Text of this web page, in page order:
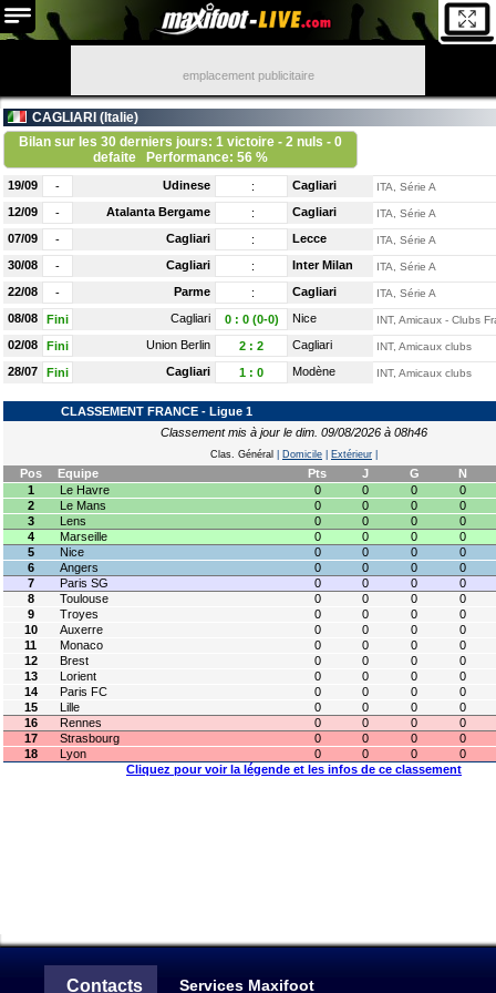
emplacement publicitaire
CAGLIARI ( Italie)
Bilan sur les 30 derniers jours: 1 victoire - 2 nuls - 0
defaite
Performance: 56 %
19/09 - Udinese : Cagliari ITA, Série A
12/09 - Atalanta Bergame : Cagliari ITA, Série A
07/09 - Cagliari : Lecce ITA, Série A
30/08 - Cagliari : Inter Milan ITA, Série A
22/08 - Parme : Cagliari ITA, Série A
08/08 Fini Cagliari 0: 0 (0-0) Nice INT, Amicaux - Clubs
02/08 Fini Union Berlin 2 : 2 Cagliari INT, Amicaux clubs
28/07 Fini Cagliari 1 : 0 Modène INT, Amicaux clubs
CLASSEMENT FRANCE - Ligue 1
Classement mis à jour le dim. 09/08/2026 à 08h46
Clas. Général Domicile Extérieur
Pos Equipe Pts J G
N
1
Le Havre 0 0 0
0
2
Le Mans 0 0 0
0
3
Lens 0 0 0
0
4
Marseille 0 0 0
0
5
Nice 0 0 0
0
6
Angers 0 0 0
0
7
Paris SG 0 0 0
0
8
Toulouse 0 0 0
0
9
Troyes 0 0 0
0
10
Auxerre 0 0 0
0
11
Monaco 0 0 0
0
12
Brest 0 0 0
0
13
Lorient 0 0 0
0
14
Paris FC 0 0 0
0
15
Lille 0 0 0
0
16
Rennes 0 0 0
0
17
Strasbourg 0 0 0
0
18
Lyon 0 0 0
0
Cliquez pour voir la légende et les infos de ce classement
Contacts Services Maxifoot